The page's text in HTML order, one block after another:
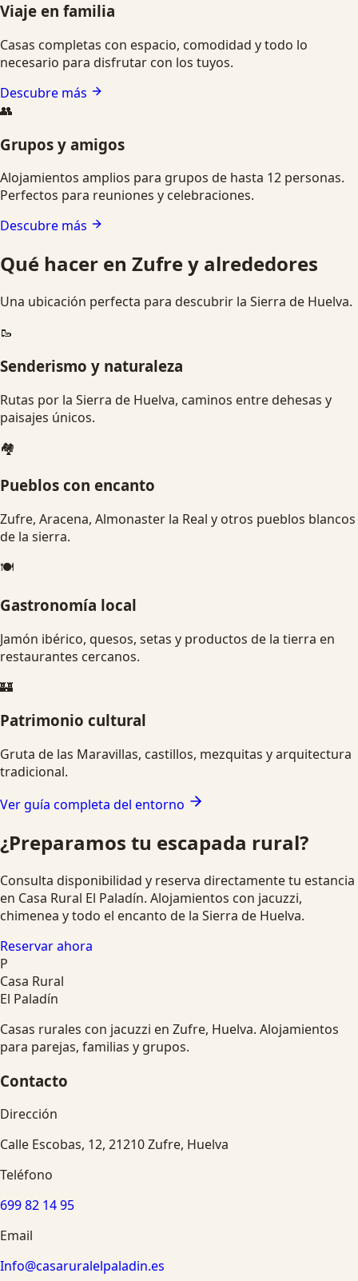
Viaje en familia
Casas completas con espacio, comodidad y todo lo
necesario para disfrutar con los tuyos.
Descubre más
👥
Grupos y amigos
Alojamientos amplios para grupos de hasta 12 personas.
Perfectos para reuniones y celebraciones.
Descubre más
Qué hacer en Zufre y alrededores
Una ubicación perfecta para descubrir la Sierra de Huelva.
🥾
Senderismo y naturaleza
Rutas por la Sierra de Huelva, caminos entre dehesas y
paisajes únicos.
🏘️
Pueblos con encanto
Zufre, Aracena, Almonaster la Real y otros pueblos blancos
de la sierra.
🍽️
Gastronomía local
Jamón ibérico, quesos, setas y productos de la tierra en
restaurantes cercanos.
🏰
Patrimonio cultural
Gruta de las Maravillas, castillos, mezquitas y arquitectura
tradicional.
Ver guía completa del entorno
¿Preparamos tu escapada rural?
Consulta disponibilidad y reserva directamente tu estancia
en Casa Rural El Paladín. Alojamientos con jacuzzi,
chimenea y todo el encanto de la Sierra de Huelva.
Reservar ahora
P
Casa Rural
El Paladín
Casas rurales con jacuzzi en Zufre, Huelva. Alojamientos
para parejas, familias y grupos.
Contacto
Dirección
Calle Escobas, 12, 21210 Zufre, Huelva
Teléfono
699 82 14 95
Email
Info@casaruralelpaladin.es